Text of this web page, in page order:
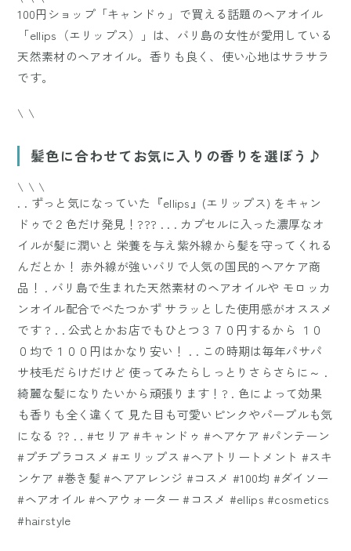
100円ショップ「キャンドゥ」で買える話題のヘアオイル
「ellips（エリップス）」は、バリ島の女性が愛用している
天然素材のヘアオイル。香りも良く、使い心地はサラサラ
です。
\ \
髪色に合わせてお気に入りの香りを選ぼう♪
\ \ \
. . ずっと気になっていた『ellips』(エリップス) をキャン
ドゥで２色だけ発見！??? . . . カプセルに入った濃厚なオ
イルが髪に潤いと 栄養を与え紫外線から髪を守ってくれる
んだとか！ 赤外線が強いバリで人気の国民的ヘアケア商
品！ . バリ島で生まれた天然素材のヘアオイルや モロッカ
ンオイル配合でべたつかず サラッとした使用感がオススメ
です ? . . 公式とかお店でもひとつ３７０円するから １０
０均で１００円はかなり安い！ . . この時期は毎年パサパ
サ枝毛だらけだけど 使ってみたらしっとりさらさらに～ .
綺麗な髪になりたいから頑張ります！? . 色によって効果
も香りも全く違くて 見た目も可愛いピンクやパープルも気
になる ?? . . #セリア #キャンドゥ #ヘアケア #パンテーン
#プチプラコスメ #エリップス #ヘアトリートメント #スキ
ンケア #巻き髪 #ヘアアレンジ #コスメ #100均 #ダイソー
#ヘアオイル #ヘアウォーター #コスメ #ellips #cosmetics
#hairstyle